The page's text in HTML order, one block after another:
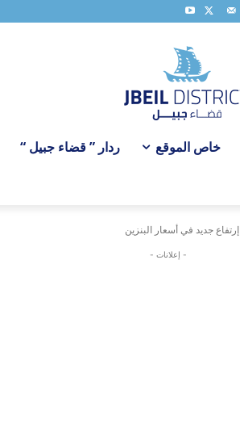
خاص الموقع ردار ” قضاء جبيل “
إرتفاع جديد في أسعار البنزين
- إعلانات -